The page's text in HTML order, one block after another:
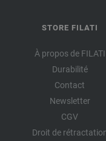
STORE FILATI
À propos de FILATI
Durabilité
Contact
Newsletter
CGV
Droit de